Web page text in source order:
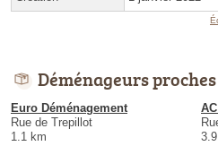
Déménageurs proches
Euro Déménagement
Rue de Trepillot
1.1 km